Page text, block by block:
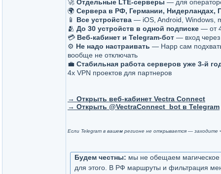
🚀 Отдельные LTE-серверы — для
🌍 Сервера в РФ, Германии, Нидерландах,
📱 Все устройства — iOS, Android, Windows,
🫂 До 30 устройств в одной подписке — от
💳 Веб-кабинет и Telegram-бот — вход
⚙️ Не надо настраивать — Happ сам
вообще не отключать
💼 Стабильная работа серверов уже 3-й
4х VPN проектов для партнеров
→ Открыть веб-кабинет Vectra Connect
→ Открыть @VectraConnect_bot в Telegram
Если Telegram в вашем регионе не открывается — заходите
Будем честны: мы не обещаем магическое
для этого. В РФ маршруты и фильтрация